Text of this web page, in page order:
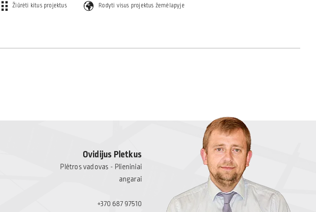
Žiūrėti kitus projektus Rodyti visus projektus žemėlapyje
Ovidijus Pletkus
Plėtros vadovas - Plieniniai
angarai
+370 687 97510